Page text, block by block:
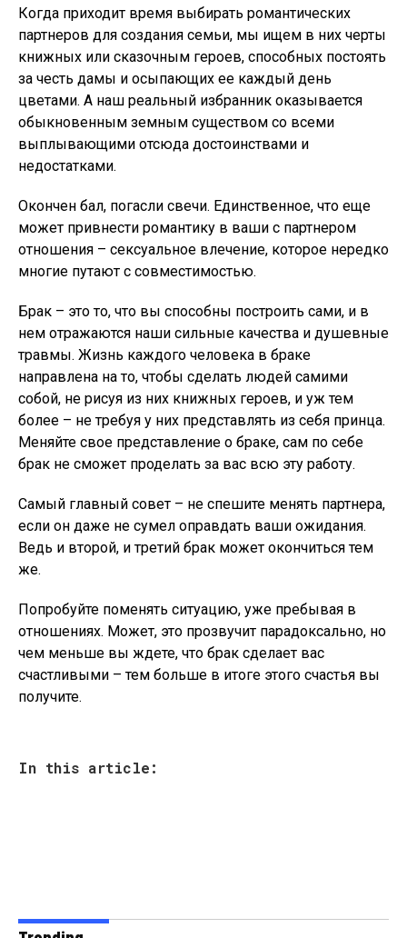
Когда приходит время выбирать романтических
партнеров для создания семьи, мы ищем в них черты
книжных или сказочным героев, способных постоять
за честь дамы и осыпающих ее каждый день
цветами. А наш реальный избранник оказывается
обыкновенным земным существом со всеми
выплывающими отсюда достоинствами и
недостатками.
Окончен бал, погасли свечи. Единственное, что еще
может привнести романтику в ваши с партнером
отношения – сексуальное влечение, которое нередко
многие путают с совместимостью.
Брак – это то, что вы способны построить сами, и в
нем отражаются наши сильные качества и душевные
травмы. Жизнь каждого человека в браке
направлена на то, чтобы сделать людей самими
собой, не рисуя из них книжных героев, и уж тем
более – не требуя у них представлять из себя принца.
Меняйте свое представление о браке, сам по себе
брак не сможет проделать за вас всю эту работу.
Самый главный совет – не спешите менять партнера,
если он даже не сумел оправдать ваши ожидания.
Ведь и второй, и третий брак может окончиться тем
же.
Попробуйте поменять ситуацию, уже пребывая в
отношениях. Может, это прозвучит парадоксально, но
чем меньше вы ждете, что брак сделает вас
счастливыми – тем больше в итоге этого счастья вы
получите.
In this article: